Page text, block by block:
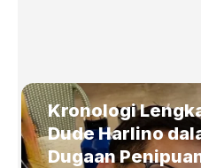
Kronologi
Dude Harlino
Dugaan